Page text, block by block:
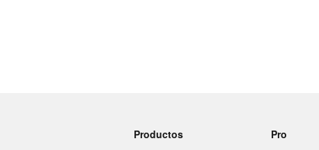
Productos
Pro